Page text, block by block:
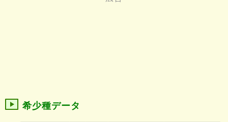
希少種データ